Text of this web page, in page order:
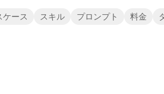
ケース スキル プロンプト 料金